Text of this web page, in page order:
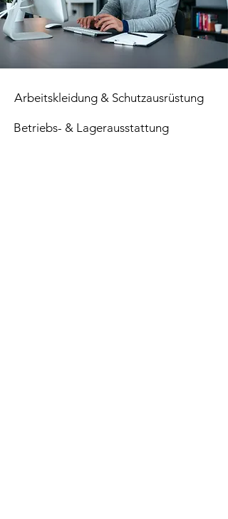
Arbeitskleidung & Schutzausrüstung
Betriebs- & Lagerausstattung